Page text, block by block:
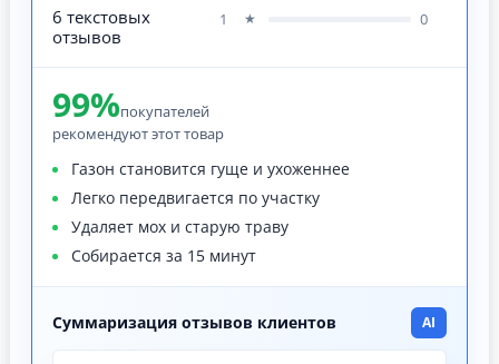
6 текстовых
отзывов
1
★ 0
99%покупателей
рекомендуют этот товар
Газон становится гуще и ухоженнее
Легко передвигается по участку
Удаляет мох и старую траву
Собирается за 15 минут
Суммаризация отзывов клиентов AI